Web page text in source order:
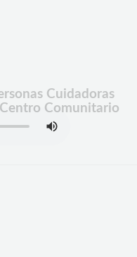
Cuidadoras
Comunitario